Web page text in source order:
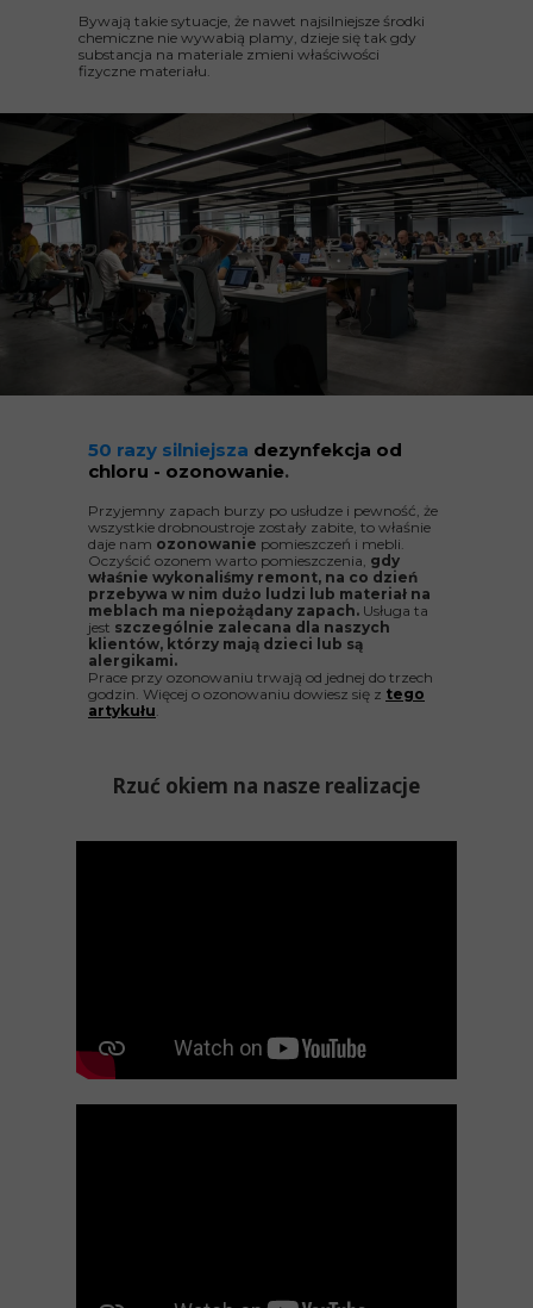
Bywają takie sytuacje, że nawet najsilniejsze środki
chemiczne nie wywabią plamy, dzieje się tak gdy
substancja na materiale zmieni właściwości
fizyczne materiału.
50 razy silniejsza dezynfekcja od
chloru - ozonowanie.
Przyjemny zapach burzy po usłudze i pewność, że
wszystkie drobnoustroje zostały zabite, to właśnie
daje nam ozonowanie pomieszczeń i mebli.
Oczyścić ozonem warto pomieszczenia, gdy
właśnie wykonaliśmy remont, na co dzień
przebywa w nim dużo ludzi lub materiał na
meblach ma niepożądany zapach. Usługa ta
jest szczególnie zalecana dla naszych
klientów, którzy mają dzieci lub są
alergikami.
Prace przy ozonowaniu trwają od jednej do trzech
godzin. Więcej o ozonowaniu dowiesz się z tego
artykułu.
Rzuć okiem na nasze realizacje